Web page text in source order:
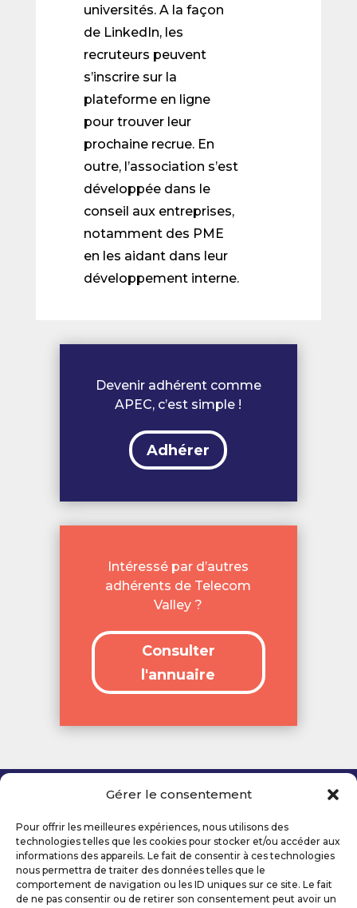
Gérer le consentement
Pour offrir les meilleures expériences, nous utilisons des
technologies telles que les cookies pour stocker et/ou accéder aux
informations des appareils. Le fait de consentir à ces technologies
nous permettra de traiter des données telles que le
comportement de navigation ou les ID uniques sur ce site. Le fait
de ne pas consentir ou de retirer son consentement peut avoir un
universités. A la façon
de LinkedIn, les
recruteurs peuvent
s’inscrire sur la
plateforme en ligne
pour trouver leur
prochaine recrue. En
outre, l’association s’est
développée dans le
conseil aux entreprises,
notamment des PME
en les aidant dans leur
développement interne.
Devenir adhérent comme
APEC, c’est simple !
Adhérer
Intéressé par d’autres
adhérents de Telecom
Valley ?
Consulter
l'annuaire
Mentions légales
Politique de confidentialité
Déclaration d’accessibilité numérique